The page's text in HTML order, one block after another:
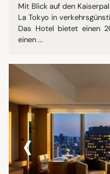
Mit Blick auf den
La Tokyo in
Das Hotel bietet einen
einen ...
‹